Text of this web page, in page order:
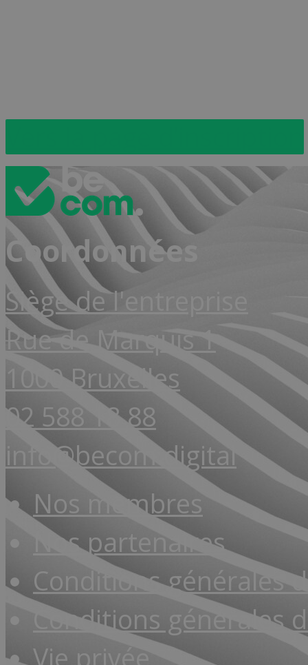
Coordonnées
Siège de l'entreprise
Rue de Marquis 1
1000 Bruxelles
02 588 18 88
info@becom.digital
Nos membres
Nos partenaires
Conditions générales
Conditions générales